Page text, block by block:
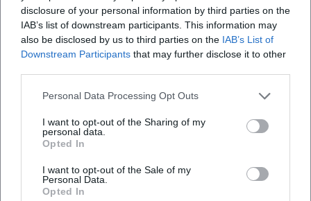
disclosure of your personal information by third parties on the
IAB’s list of downstream participants. This information may
also be disclosed by us to third parties on the IAB’s List of
Downstream Participants that may further disclose it to other
Personal Data Processing Opt Outs
I want to opt-out of the Sharing of my
personal data.
Opted In
I want to opt-out of the Sale of my
Personal Data.
Opted In
hinarbeitet. Besonders bemerkenswert ist dabei
die Vorgeschichte aus dem Jahr 2023: Damals stand
die Gemeinschaft nach einer Sitzung ohne
Bereitschaft für Vorstandsämter kurzfristig vor dem
Mitgliederversammlung eine neue Vorstandschaft
fand. Diese Entwicklung zeigt, dass das Siedlerheim
und die zugehörige Gemeinschaft nicht nur ein
Organismus aus Engagement, Verantwortung und
Identität. Wer die Siedlergemeinschaft sucht, sucht
Veranstaltungen
1. Sep 2026
Tanzschaffenden, Tanzgruppen und Vereinen mit freundlicher
unverbindlich und kostenfrei möglich. Bei schlechtem Wetter
fallen die Veranstaltungen aus.Das Programm und weitere
Informationen finden Sie unterhttps://amberg.de/tanzpavillon
Party 0,00